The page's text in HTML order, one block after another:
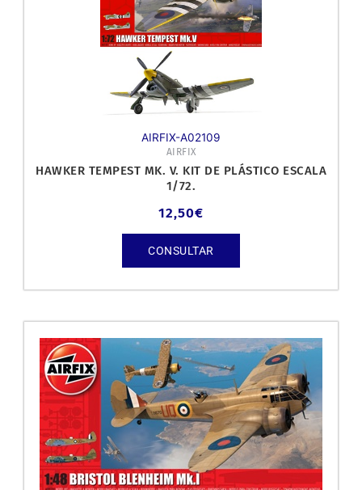
AIRFIX-A02109
AIRFIX
HAWKER TEMPEST MK. V. KIT DE PLÁSTICO ESCALA
1/72.
12,50€
CONSULTAR